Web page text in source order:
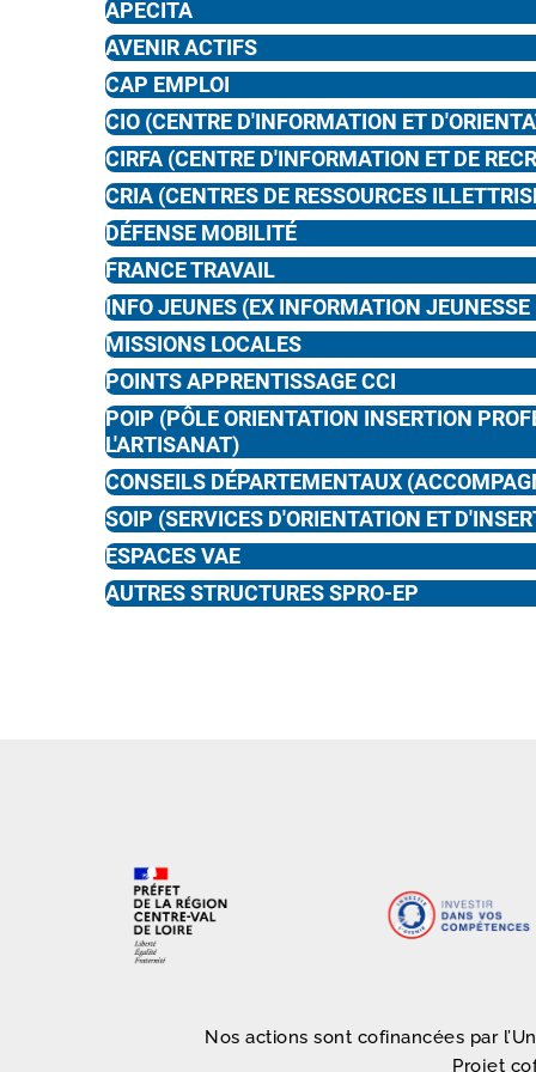
APECITA
AVENIR ACTIFS
CAP EMPLOI
CIO (CENTRE D'INFORMATION ET
CIRFA (CENTRE D'INFORMATION ET DE
CRIA (CENTRES DE RESSOURCES
DÉFENSE MOBILITÉ
FRANCE TRAVAIL
INFO JEUNES (EX INFORMATION
MISSIONS LOCALES
POINTS APPRENTISSAGE CCI
POIP (PÔLE ORIENTATION INSERTION
L'ARTISANAT)
CONSEILS DÉPARTEMENTAUX
SOIP (SERVICES D'ORIENTATION ET
ESPACES VAE
AUTRES STRUCTURES SPRO-EP
Nos actions sont cofinancées par
Projet